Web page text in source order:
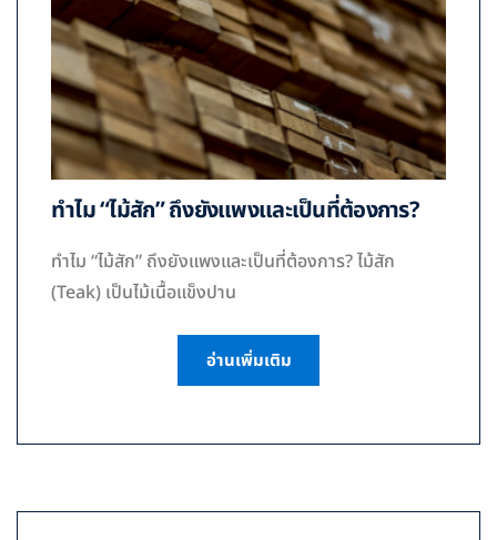
ทำไม “ไม้สัก” ถึงยังแพงและเป็นที่ต้องการ?
ทำไม “ไม้สัก” ถึงยังแพงและเป็นที่ต้องการ? ไม้สัก
(Teak) เป็นไม้เนื้อแข็งปาน
อ่านเพิ่มเติม